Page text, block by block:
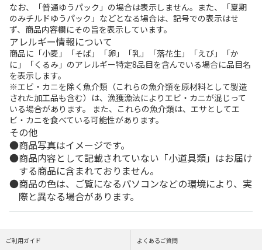
なお、「普通ゆうパック」の場合は表示しません。また、「夏期
のみチルドゆうパック」などとなる場合は、記号での表示はせ
ず、商品内容欄にその旨を表示しています。
アレルギー情報について
商品に「小麦」「そば」「卵」「乳」「落花生」「えび」「か
に」「くるみ」のアレルギー特定8品目を含んでいる場合に品目名
を表示します。
※エビ・カニを除く魚介類（これらの魚介類を原材料として製造
された加工品も含む）は、漁獲漁法によりエビ・カニが混じって
いる場合があります。 また、これらの魚介類は、エサとしてエ
ビ・カニを食べている可能性があります。
その他
商品写真はイメージです。
商品内容として記載されていない「小道具類」はお届け
する商品に含まれておりません。
商品の色は、ご覧になるパソコンなどの環境により、実
際と異なる場合があります。
ご利用ガイド よくあるご質問